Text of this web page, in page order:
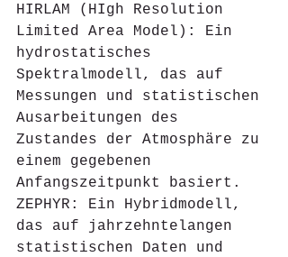
HIRLAM (HIgh Resolution
Limited Area Model): Ein
hydrostatisches
Spektralmodell, das auf
Messungen und statistischen
Ausarbeitungen des
Zustandes der Atmosphäre zu
einem gegebenen
Anfangszeitpunkt basiert.
ZEPHYR: Ein Hybridmodell,
das auf jahrzehntelangen
statistischen Daten und